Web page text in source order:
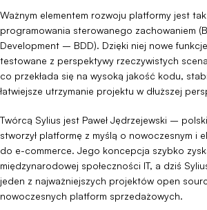
Ważnym elementem rozwoju platformy jest
programowania sterowanego zachowaniem
Development – BDD). Dzięki niej nowe
testowane z perspektywy rzeczywistych
co przekłada się na wysoką jakość kodu,
łatwiejsze utrzymanie projektu w dłuższej
Twórcą Sylius jest Paweł Jędrzejewski –
stworzył platformę z myślą o nowoczesnym i
do e-commerce. Jego koncepcja szybko
międzynarodowej społeczności IT, a dziś
jeden z najważniejszych projektów open
nowoczesnych platform sprzedażowych.